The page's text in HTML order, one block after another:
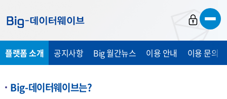
가
기
가
기
가
기
플랫폼 소개 공지사항 Big 월간뉴스 이용 안내 이용 문의
Big-데이터웨이브는?